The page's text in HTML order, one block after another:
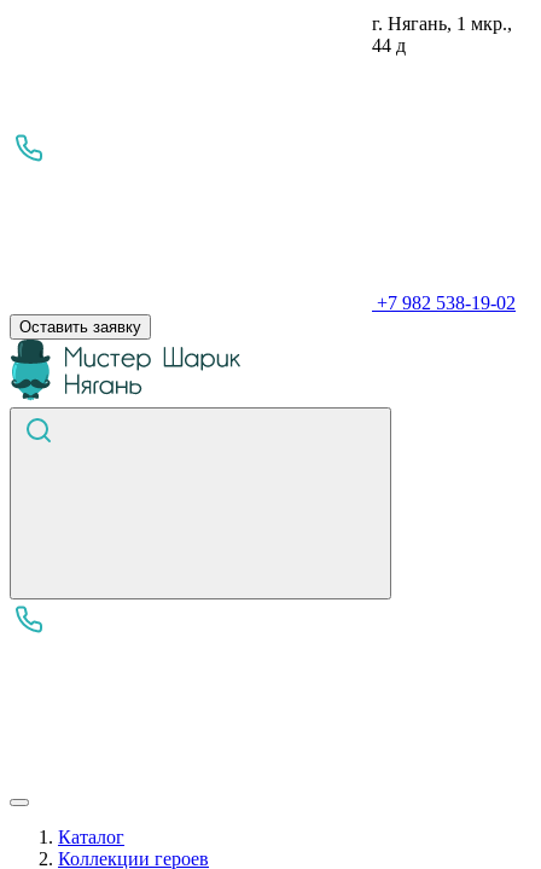
г. Нягань, 1 мкр.,
44 д
+7 982 538-19-02
Оставить заявку
Каталог
Коллекции героев